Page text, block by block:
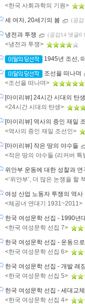
<한국 사회과학의 기원>
세 여자, 20세기의 봄 (공감
냉전과 투쟁 (공감14 댓글0
<냉전과 투쟁>
1945년 조선,
조선을 떠나며
<조선을 떠나며>
[마이리뷰] 24시간 시대의 탄생
<24시간 시대의 탄생>
[마이리뷰] 역사의 증인 재일
<역사의 증인 재일 조선인>
[마이리뷰] 작은 땅의 야수들
<작은 땅의 야수들 (리커버 특
위안부 운동에 대한 성찰과 연
<‘위안부’, 더 많은 논쟁을 할
여성 산업 노동자 투쟁의 역사
<체공녀 연대기 1931~2011>
한국 여성문학 선집 - 1990년
<한국 여성문학 선집 7>
한국 여성문학 선집 - 운동으
<한국 여성문학 선집 6>
한국 여성문학 선집 - 개발 레
<한국 여성문학 선집 5>
한국 여성문학 선집 - 세대교
<한국 여성문학 선집 4>